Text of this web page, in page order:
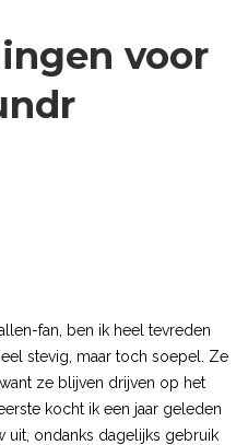
voor
fan, ben ik heel tevreden
stevig, maar toch soepel. Ze
ze blijven drijven op het
kocht ik een jaar geleden
uit, ondanks dagelijks gebruik